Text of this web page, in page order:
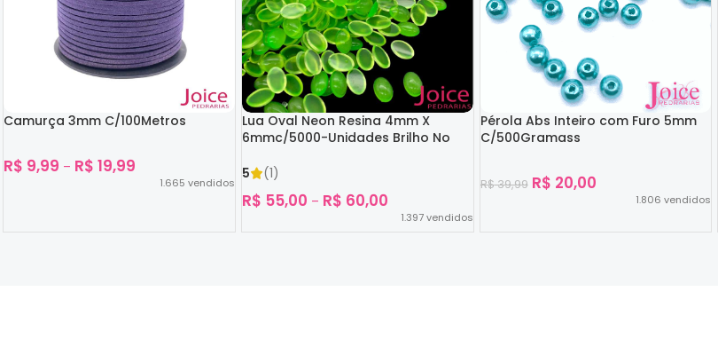
Camurça 3mm C/100Metros
R$ 9,99 – R$ 19,99
1.665 vendidos
Lua Oval Neon Resina 4mm X
6mmc/5000-Unidades Brilho No
5
(1)
R$ 55,00 – R$ 60,00
1.397vendidos
Pérola Abs Inteiro com Furo 5mm
C/500Gramass
R$39,99 R$ 20,00
1.806 vendidos